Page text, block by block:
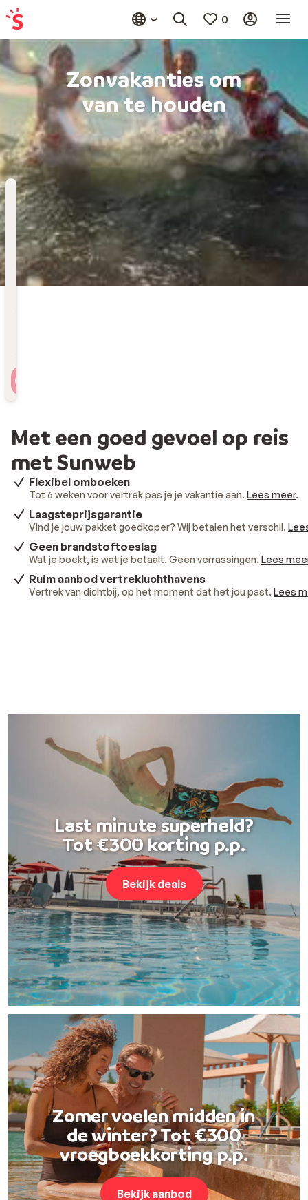
0
Zonvakanties om
van te houden
Bestemming
Kies bestemming
Wanneer
Vertrekdatum
Hoelang
Met een goed gevoel op reis
met Sunweb
Flexibel omboeken
Tot 6 weken voor vertrek pas je je vakantie aan. Lees meer.
Laagsteprijsgarantie
Vind je jouw pakket goedkoper? Wij betalen het verschil.
Geen brandstoftoeslag
Wat je boekt, is wat je betaalt. Geen verrassingen. Lees
Ruim aanbod vertrekluchthavens
Vertrek van dichtbij, op het moment dat het jou past. Lees
Last minute superheld?
Tot €300 korting p.p.
Bekijk deals
Zomer voelen midden in
de winter? Tot €300
vroegboekkorting p.p.
Bekijk aanbod